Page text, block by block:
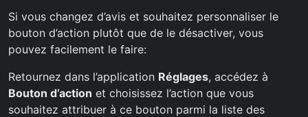
Si vous changez d’avis et souhaitez personnaliser le
bouton d’action plutôt que de le désactiver, vous
pouvez facilement le faire:
Retournez dans l’application Réglages, accédez à
Bouton d’action et choisissez l’action que vous
souhaitez attribuer à ce bouton parmi la liste des